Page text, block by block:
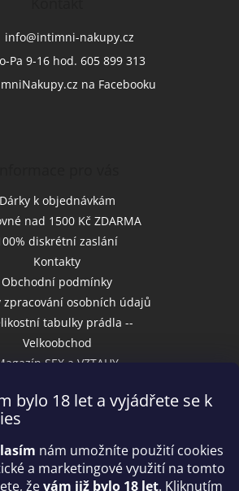
bylo 18 let a vyjádřete se k
nám umožníte použití cookies
a marketingové využití na tomto
ževám již bylo 18 let. Kliknutím
info@intimni-nakupy.cz
Pa 9-16 hod. 605 899 313
na Facebooku
Dárky k objednávkám
nad 1500 Kč ZDARMA
diskrétní zaslání
Kontakty
Obchodní podmínky
zpracování osobních údajů
tabulky prádla --
Velkoobchod
SEX a VZTAHY
online platby